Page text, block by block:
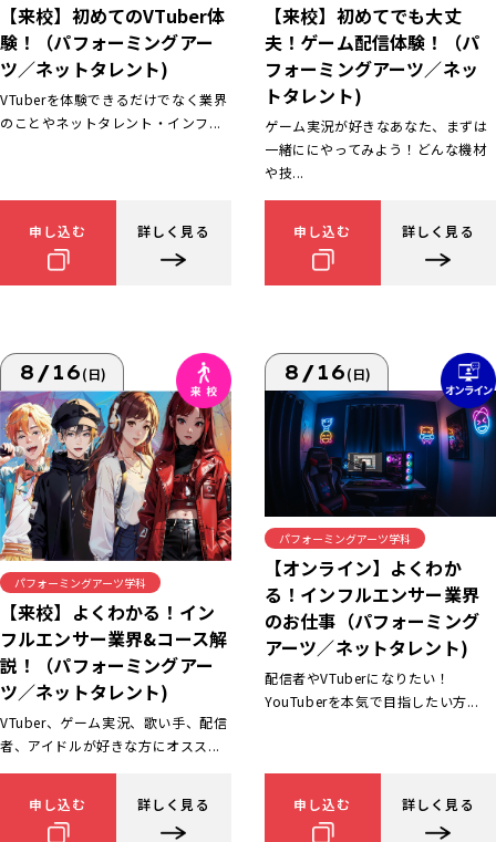
【来校】初めてのVTuber体
験！（パフォーミングアー
ツ／ネットタレント)
VTuberを体験できるだけでなく業界
のことやネットタレント・インフ...
申し込む 詳しく見る
【来校】初めてでも大丈
夫！ゲーム配信体験！（パ
フォーミングアーツ／ネッ
トタレント)
ゲーム実況が好きなあなた、まずは
一緒ににやってみよう！どんな機材
や技...
申し込む 詳しく見る
8/16(日)
パフォーミングアーツ学科
【来校】よくわかる！イン
フルエンサー業界&コース解
説！（パフォーミングアー
ツ／ネットタレント)
VTuber、ゲーム実況、歌い手、配信
者、アイドルが好きな方にオスス...
申し込む 詳しく見る
8/16(日)
パフォーミングアーツ学科
【オンライン】よくわか
る！インフルエンサー業界
のお仕事（パフォーミング
アーツ／ネットタレント)
配信者やVTuberになりたい！
YouTuberを本気で目指したい方...
申し込む 詳しく見る